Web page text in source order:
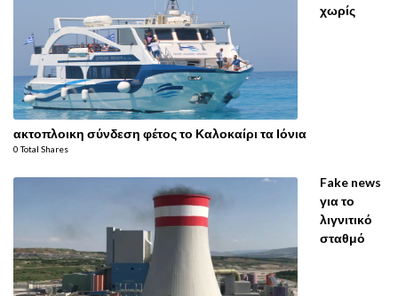
χωρίς
ακτοπλοικη σύνδεση φέτος το Καλοκαίρι τα Ιόνια
0 Total Shares
Fake news
για το
λιγνιτικό
σταθμό